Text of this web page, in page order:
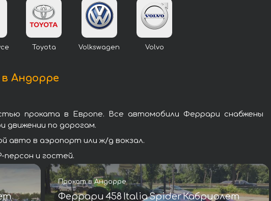
Toyota Volkswagen Volvo
Андорре
проката в Европе. Все автомобили Феррари снабжены
движении по дорогам.
авто в аэропорт или ж/д вокзал.
и гостей.
Прокат в Андорре
Феррари 458 Italia Spider Кабриолет